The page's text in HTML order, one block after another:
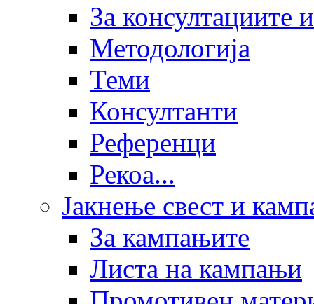
За консултациите
Методологија
Теми
Консултанти
Референци
Рекоа...
Јакнење свест и
За кампањите
Листа на кампањи